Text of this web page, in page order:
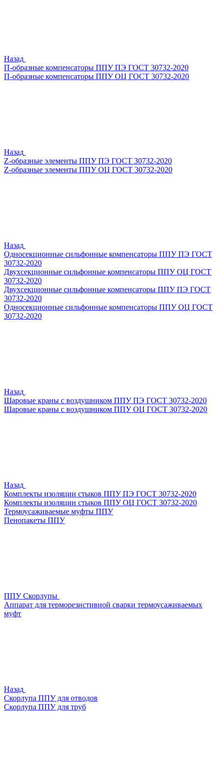
Назад
П-образные компенсаторы ППУ ПЭ ГОСТ 30732-2020
П-образные компенсаторы ППУ ОЦ ГОСТ 30732-2020
Назад
Z-образные элементы ППУ ПЭ ГОСТ 30732-2020
Z-образные элементы ППУ ОЦ ГОСТ 30732-2020
Назад
Односекционные сильфонные компенсаторы ППУ ПЭ ГОСТ
30732-2020
Двухсекционные сильфонные компенсаторы ППУ ОЦ ГОСТ
30732-2020
Двухсекционные сильфонные компенсаторы ППУ ПЭ ГОСТ
30732-2020
Односекционные сильфонные компенсаторы ППУ ОЦ ГОСТ
30732-2020
Назад
Шаровые краны с воздушником ППУ ПЭ ГОСТ 30732-2020
Шаровые краны с воздушником ППУ ОЦ ГОСТ 30732-2020
Назад
Комплекты изоляции стыков ППУ ПЭ ГОСТ 30732-2020
Комплекты изоляции стыков ППУ ОЦ ГОСТ 30732-2020
Термоусаживаемые муфты ППУ
Пенопакеты ППУ
ППУ Скорлупы
Аппарат для терморезистивной сварки термоусаживаемых
муфт
Назад
Скорлупа ППУ для отводов
Скорлупа ППУ для труб